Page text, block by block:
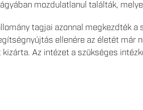
mozdulatlanul találták,
tagjai azonnal megkezdték
ellenére az életét már
kizárta. Az intézet a szükséges